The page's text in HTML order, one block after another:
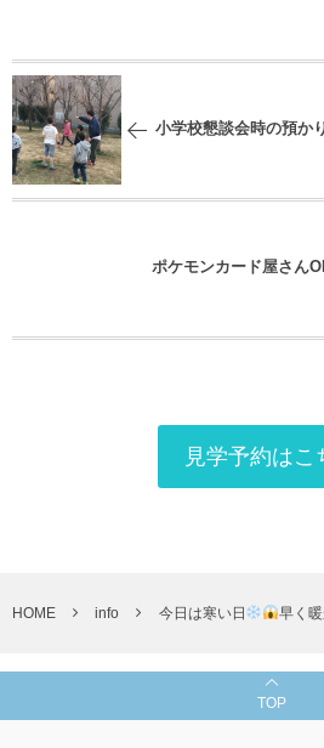
小学校懇談会時の預か
ポケモンカード屋さん
見学予約はこ
HOME info 今日は寒い日 早く
TOP